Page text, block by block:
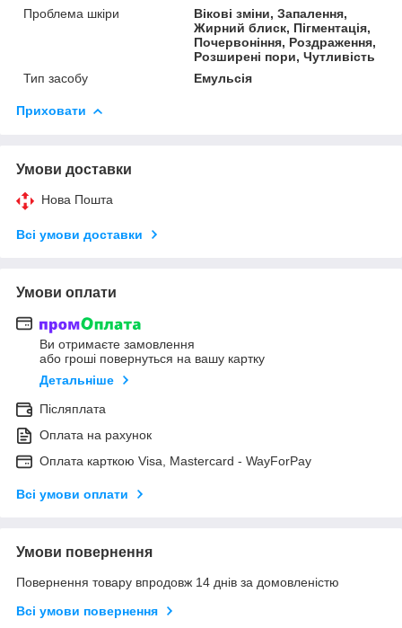
Проблема шкіри
Вікові зміни, Запалення,
Жирний блиск, Пігментація,
Почервоніння, Роздраження,
Розширені пори, Чутливість
Тип засобу
Емульсія
Приховати
Умови доставки
Нова Пошта
Всі умови доставки
Умови оплати
Ви отримаєте замовлення
або гроші повернуться на вашу картку
Детальніше
Післяплата
Оплата на рахунок
Оплата карткою Visa, Mastercard - WayForPay
Всі умови оплати
Умови повернення
Повернення товару впродовж 14 днів за домовленістю
Всі умови повернення